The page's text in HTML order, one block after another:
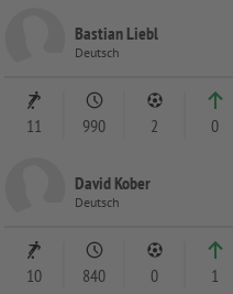
Bastian Liebl
Deutsch
11 990 2 0
David Kober
Deutsch
10 840 0 1